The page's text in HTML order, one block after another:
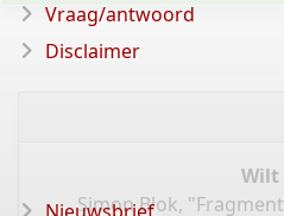
Wilt
Simon Blok,
Vraag/antwoord
Disclaimer